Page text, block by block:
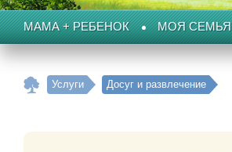
МАМА + РЕБЕНОК МОЯ СЕМЬЯ
Услуги Досуг и развлечение